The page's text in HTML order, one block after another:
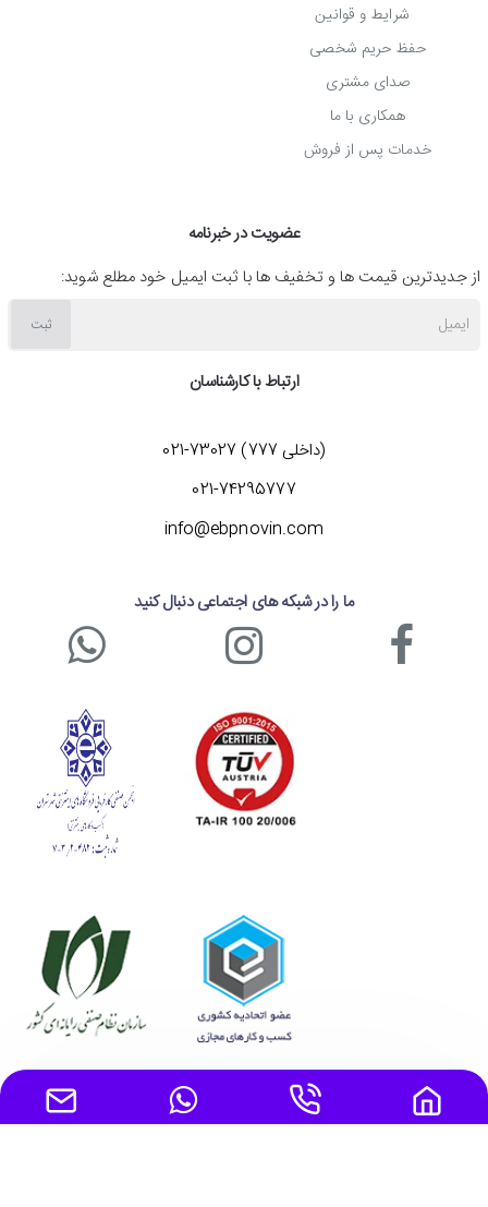
شرایط و قوانین
حفظ حریم شخصی
صدای مشتری
همکاری با ما
خدمات پس از فروش
عضویت در خبرنامه
از جدیدترین قیمت ها و تخفیف ها با ثبت ایمیل خود مطلع شوید:
ایمیل ثبت
ارتباط با کارشناسان
(داخلی 777) 73027-021
021-74295777
info@ebpnovin.com
ما را در شبکه های اجتماعی دنبال کنید
تمامی حقوق مادی و معنوی این سایت متعلق به ایده برتر پارسیان